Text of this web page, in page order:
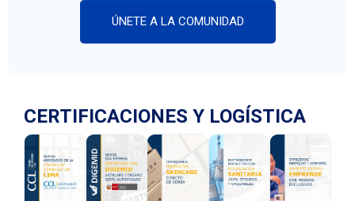
ÚNETE A LA COMUNIDAD
CERTIFICACIONES Y LOGÍSTICA